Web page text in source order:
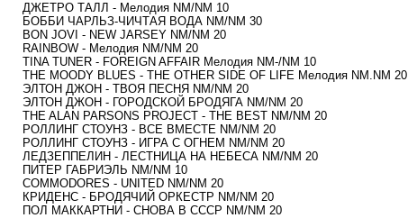
ДЖЕТРО ТАЛЛ - Мелодия NM/NM 10
БОББИ ЧАРЛЬЗ-ЧИЧТАЯ ВОДА NM/NM 30
BON JOVI - NEW JARSEY NM/NM 20
RAINBOW - Мелодия NM/NM 20
TINA TUNER - FOREIGN AFFAIR Мелодия NM-/NM 10
THE MOODY BLUES - THE OTHER SIDE OF LIFE Мелодия NM.NM 20
ЭЛТОН ДЖОН - ТВОЯ ПЕСНЯ NM/NM 20
ЭЛТОН ДЖОН - ГОРОДСКОЙ БРОДЯГА NM/NM 20
THE ALAN PARSONS PROJECT - THE BEST NM/NM 20
РОЛЛИНГ СТОУНЗ - ВСЕ ВМЕСТЕ NM/NM 20
РОЛЛИНГ СТОУНЗ - ИГРА С ОГНЕМ NM/NM 20
ЛЕДЗЕППЕЛИН - ЛЕСТНИЦА НА НЕБЕСА NM/NM 20
ПИТЕР ГАБРИЭЛЬ NM/NM 10
COMMODORES - UNITED NM/NM 20
КРИДЕНС - БРОДЯЧИЙ ОРКЕСТР NM/NM 20
ПОЛ МАККАРТНИ - СНОВА В СССР NM/NM 20